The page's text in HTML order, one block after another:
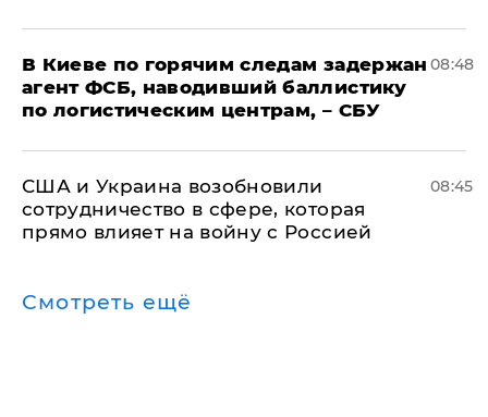
В Киеве по горячим следам задержан
агент ФСБ, наводивший баллистику
по логистическим центрам, – СБУ
08:48
США и Украина возобновили
сотрудничество в сфере, которая
прямо влияет на войну с Россией
08:45
Смотреть ещё